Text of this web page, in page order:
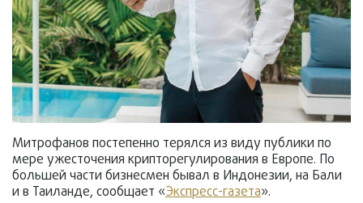
Митрофанов постепенно терялся из виду публики по
мере ужесточения крипторегулирования в Европе. По
большей части бизнесмен бывал в Индонезии, на Бали
и в Таиланде, сообщает «Экспресс-газета».